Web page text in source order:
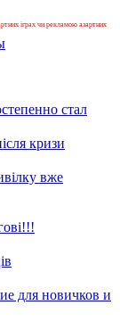
іграх чи рекламою азартних
стал
кризи
вже
для новичков и